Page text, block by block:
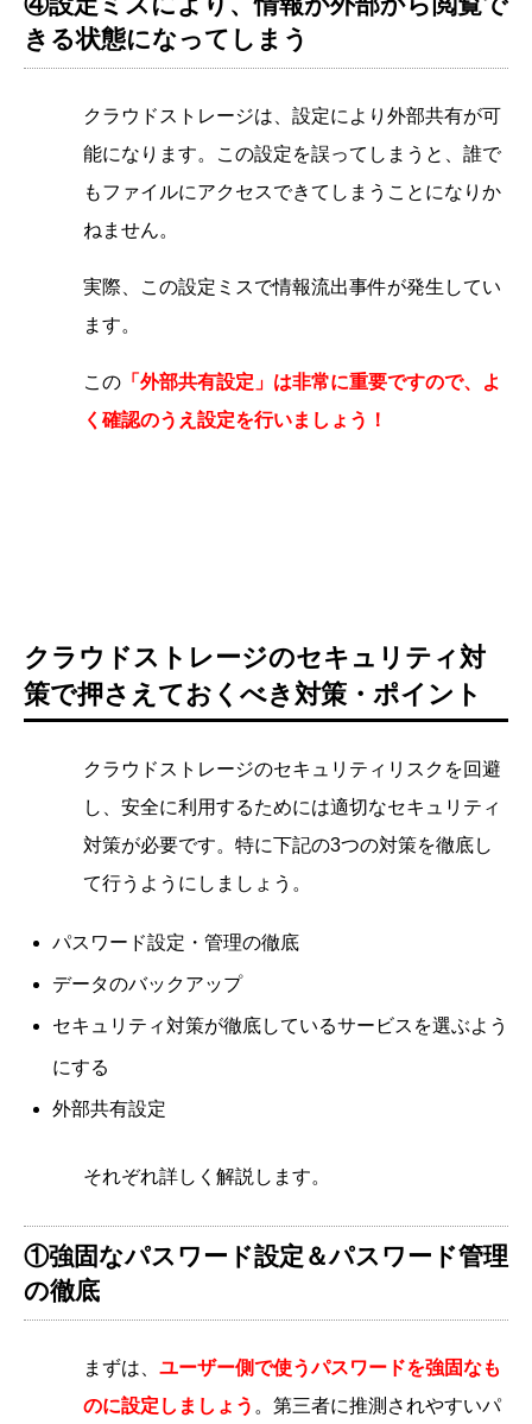
きる状態になってしまう
クラウドストレージは、設定により外部共有が可
能になります。この設定を誤ってしまうと、誰で
もファイルにアクセスできてしまうことになりか
ねません。
実際、この設定ミスで情報流出事件が発生してい
ます。
この 「外部共有設定」は非常に重要ですので、よ
く確認のうえ設定を行いましょう！
クラウドストレージのセキュリティ対
策で押さえておくべき対策・ポイント
クラウドストレージのセキュリティリスクを回避
し、安全に利用するためには適切なセキュリティ
対策が必要です。特に下記の3つの対策を徹底し
て行うようにしましょう。
パスワード設定・管理の徹底
データのバックアップ
セキュリティ対策が徹底しているサービスを選ぶよう
にする
外部共有設定
それぞれ詳しく解説します。
①強固なパスワード設定＆パスワード管理
の徹底
まずは、 ユーザー側で使うパスワードを強固なも
のに設定しましょう 。第三者に推測されやすいパ